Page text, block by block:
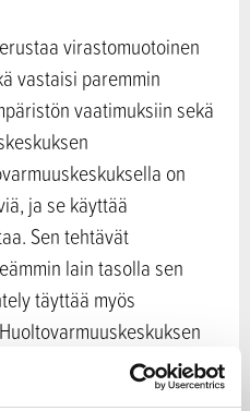
virastomuotoinen
vastaisi paremmin
vaatimuksiin sekä
on
ja se käyttää
Sen tehtävät
lain tasolla sen
täyttää myös
myös vastaamaan valtion
työsopimussuhteet